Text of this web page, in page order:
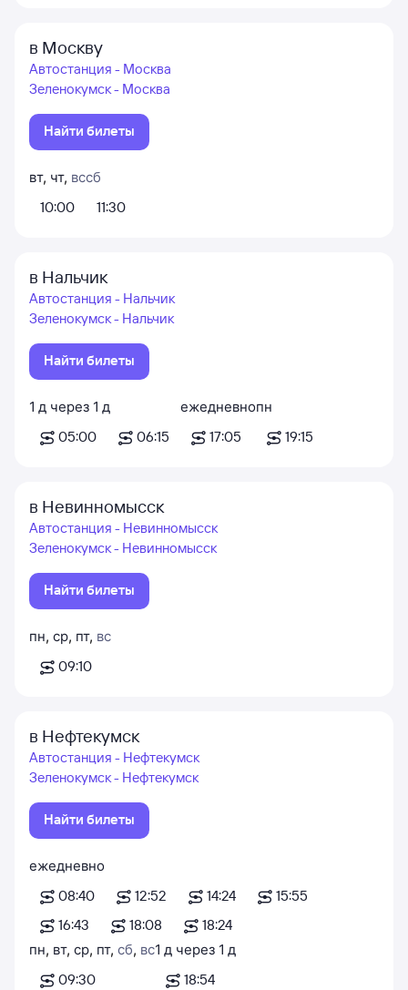
в Москву
Автостанция - Москва
Зеленокумск - Москва
Найти билеты
вт, чт, вс
10:00
сб
11:30
в Нальчик
Автостанция - Нальчик
Зеленокумск - Нальчик
Найти билеты
1 д через 1 д
05:00
06:15
ежедневно
17:05
пн
19:15
в Невинномысск
Автостанция - Невинномысск
Зеленокумск - Невинномысск
Найти билеты
пн, ср, пт, вс
09:10
в Нефтекумск
Автостанция - Нефтекумск
Зеленокумск - Нефтекумск
Найти билеты
ежедневно
08:40
12:52 14:24
15:55
16:43
18:08
18:24
пн, вт, ср, пт, сб, вс
09:30
1 д через 1 д
18:54